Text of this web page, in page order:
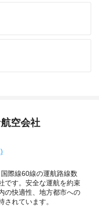
空会社
際線60線の運航路線数
です。安全な運航を約束
の快適性、地方都市への
れています。